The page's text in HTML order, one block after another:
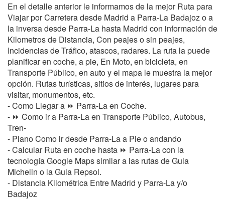
En el detalle anterior le informamos de la mejor Ruta para
Viajar por Carretera desde Madrid a Parra-La Badajoz o a
la inversa desde Parra-La hasta Madrid con información de
Kilometros de Distancia, Con peajes o sin peajes,
Incidencias de Tráfico, atascos, radares. La ruta la puede
planificar en coche, a pie, En Moto, en bicicleta, en
Transporte Público, en auto y el mapa le muestra la mejor
opción. Rutas turísticas, sitios de interés, lugares para
visitar, monumentos, etc.
- Como Llegar a ⏩ Parra-La en Coche.
- ⏩ Como ir a Parra-La en Transporte Público, Autobus,
Tren-
- Plano Como ir desde Parra-La a Pie o andando
- Calcular Ruta en coche hasta ⏩ Parra-La con la
tecnología Google Maps similar a las rutas de Guia
Michelin o la Guia Repsol.
- Distancia Kilométrica Entre Madrid y Parra-La y/o
Badajoz